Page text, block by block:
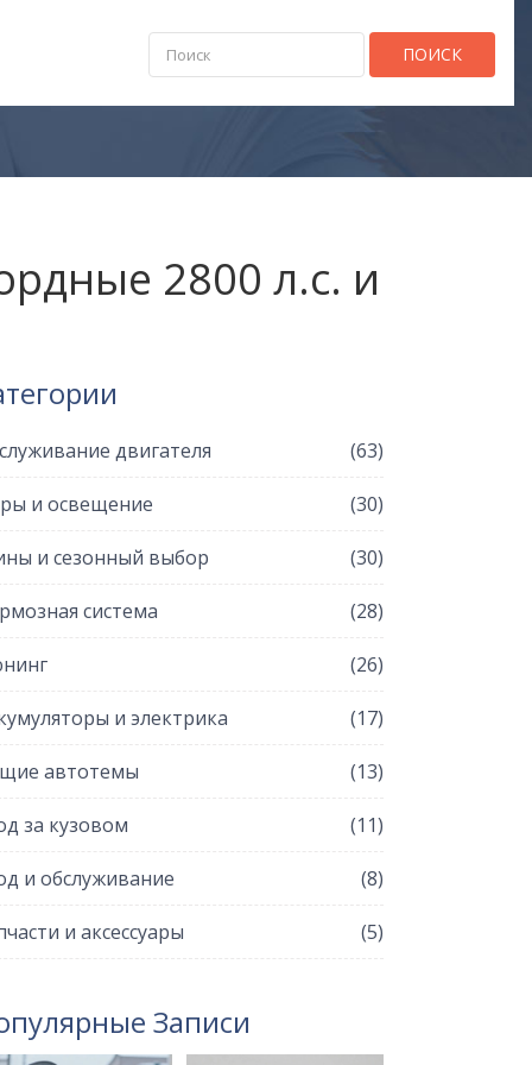
ПОИСК
2800 л.с. и
двигателя (63)
и освещение (30)
и сезонный выбор (30)
система (28)
(26)
и электрика (17)
автотемы (13)
за кузовом (11)
и обслуживание (8)
и аксессуары (5)
Записи